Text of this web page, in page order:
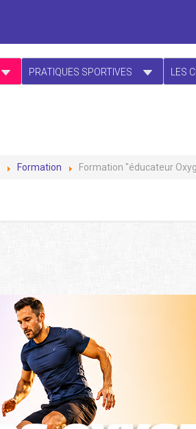
PRATIQUES SPORTIVES LES
Formation Formation "éducateur